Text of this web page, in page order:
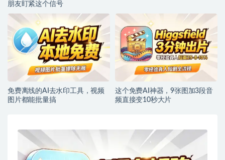
朋友盯紧这个信号
免费离线的AI去水印工具，视频
图片都能批量搞
这个免费AI神器，9张图加3段音
频直接变10秒大片